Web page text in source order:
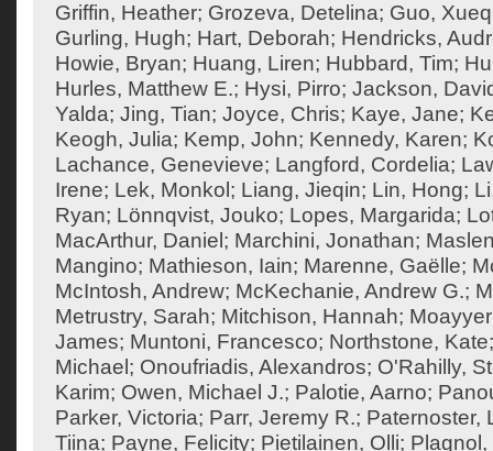
Griffin, Heather; Grozeva, Detelina; Guo,
Gurling, Hugh; Hart, Deborah; Hendricks,
Howie, Bryan; Huang, Liren; Hubbard, Tim;
Hurles, Matthew E.; Hysi, Pirro; Jackson,
Yalda; Jing, Tian; Joyce, Chris; Kaye, Jane;
Keogh, Julia; Kemp, John; Kennedy, Karen;
Lachance, Genevieve; Langford, Cordelia;
Irene; Lek, Monkol ; Liang, Jieqin; Lin, Hong;
Ryan; Lönnqvist, Jouko; Lopes, Margarida;
MacArthur, Daniel ; Marchini, Jonathan;
Mangino; Mathieson, Iain; Marenne, Gaëlle;
McIntosh, Andrew; McKechanie, Andrew G.;
Metrustry, Sarah; Mitchison, Hannah;
James; Muntoni, Francesco; Northstone, Kate
Michael ; Onoufriadis, Alexandros; O'Rahilly,
Karim; Owen, Michael J.; Palotie, Aarno;
Parker, Victoria; Parr, Jeremy R.; Paternoster,
Tiina; Payne, Felicity; Pietilainen, Olli;